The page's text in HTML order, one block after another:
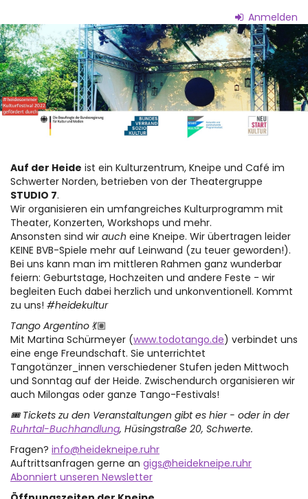
Haupt-
Inhalt
springen
Anmelden
Auf
der
Heide
-
Kneipe
&
Kultur
Auf der Heide ist ein Kulturzentrum, Kneipe und Café im
Schwerter Norden, betrieben von der Theatergruppe
STUDIO 7.
Wir organisieren ein umfangreiches Kulturprogramm mit
Theater, Konzerten, Workshops und mehr.
Ansonsten sind wir auch eine Kneipe. Wir übertragen leider
KEINE BVB-Spiele mehr auf Leinwand (zu teuer geworden!).
Bei uns kann man im mittleren Rahmen ganz wunderbar
feiern: Geburtstage, Hochzeiten und andere Feste - wir
begleiten Euch dabei herzlich und unkonventionell. Kommt
zu uns! #heidekultur
Tango Argentino 💃🏽
Mit Martina Schürmeyer (www.todotango.de) verbindet uns
eine enge Freundschaft. Sie unterrichtet
Tangotänzer_innen verschiedener Stufen jeden Mittwoch
und Sonntag auf der Heide. Zwischendurch organisieren wir
auch Milongas oder ganze Tango-Festivals!
🎟 Tickets zu den Veranstaltungen gibt es hier - oder in der
Ruhrtal-Buchhandlung, Hüsingstraße 20, Schwerte.
Fragen? info@heidekneipe.ruhr
Auftrittsanfragen gerne an gigs@heidekneipe.ruhr
Abonniert unseren Newsletter